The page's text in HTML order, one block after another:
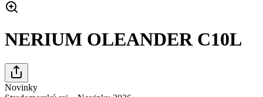
NERIUM OLEANDER C10L
Novinky